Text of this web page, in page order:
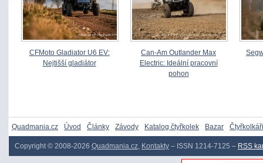
CFMoto Gladiator U6 EV:
Nejtišší gladiátor
Can-Am Outlander Max
Electric: Ideální pracovní
pohon
Quadmania.cz Úvod Články Závody Katalog čtyřkolek Bazar Čtyřkolkáři
Copyright © 2008-2026 Quadmania.cz, Kontakty – ISSN 1214-7125 – RSS